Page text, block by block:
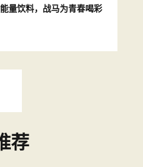
量饮料，战马为青春喝彩
荐